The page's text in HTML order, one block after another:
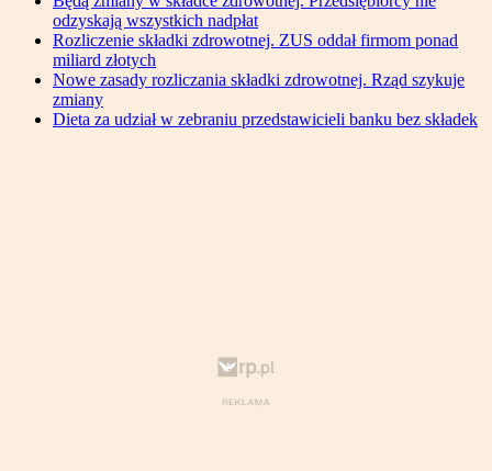
odzyskają wszystkich nadpłat
Rozliczenie składki zdrowotnej. ZUS oddał firmom ponad
miliard złotych
Nowe zasady rozliczania składki zdrowotnej. Rząd szykuje
zmiany
Dieta za udział w zebraniu przedstawicieli banku bez składek